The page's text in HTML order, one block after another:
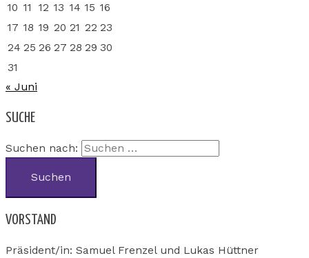
10 11 12 13 14 15 16
17 18 19 20 21 22 23
24 25 26 27 28 29 30
31
« Juni
SUCHE
Suchen nach:
VORSTAND
Präsident/in: Samuel Frenzel und Lukas Hüttner